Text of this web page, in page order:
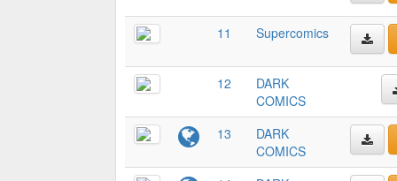
11 Supercomics
12
DARK
COMICS
13
DARK
COMICS